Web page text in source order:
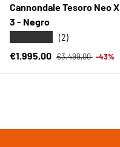
Cannondale Tesoro Neo X
3 - Negro
(2)
Precio de venta
€1.995,00 Precio normal
€3.499,00 -43%